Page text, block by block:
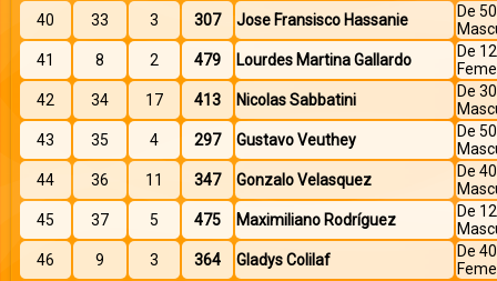
40
33 3 307 Jose Fransisco Hassanie
De
41
8 2 479 Lourdes Martina Gallardo
De
42
34 17 413 Nicolas Sabbatini
De
43
35 4 297 Gustavo Veuthey
De
44
36 11 347 Gonzalo Velasquez
De
45
37 5 475 Maximiliano Rodríguez
De
46
9 3 364 Gladys Colilaf
De